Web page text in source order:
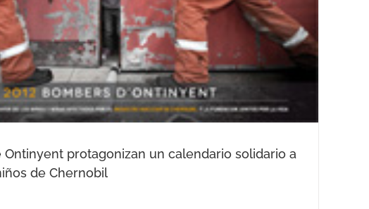
Ontinyent protagonizan un calendario solidario a
de Chernobil